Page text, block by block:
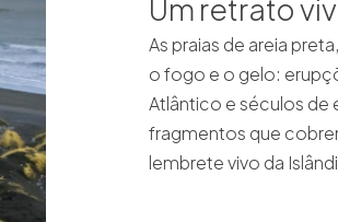
Um retrato
As praias de areia
o fogo e o gelo:
Atlântico e séculos de
fragmentos que
lembrete vivo da